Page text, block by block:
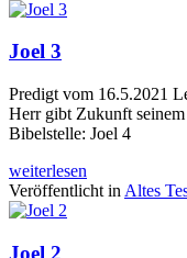
Joel 3
Predigt vom 16.5.2021
Herr gibt Zukunft
Bibelstelle: Joel 4
weiterlesen
Veröffentlicht in Altes
Joel 2